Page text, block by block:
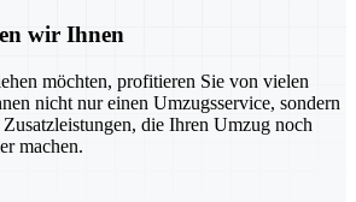
wir Ihnen
möchten, profitieren Sie von vielen
nicht nur einen Umzugsservice, sondern
die Ihren Umzug noch
machen.